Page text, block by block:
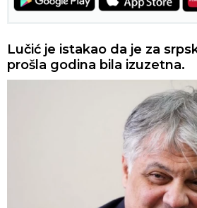
Lučić je istakao da je za
prošla godina bila izuzetna.